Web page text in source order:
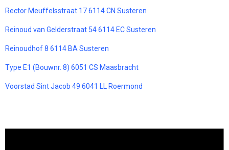
Rector Meuffelsstraat 17 6114 CN Susteren
Reinoud van Gelderstraat 54 6114 EC Susteren
Reinoudhof 8 6114 BA Susteren
Type E1 (Bouwnr. 8) 6051 CS Maasbracht
Voorstad Sint Jacob 49 6041 LL Roermond